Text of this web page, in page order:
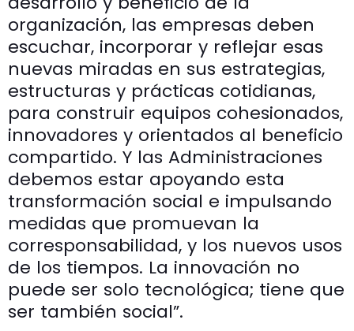
organización, las empresas deben
escuchar, incorporar y reflejar esas
nuevas miradas en sus estrategias,
estructuras y prácticas cotidianas,
para construir equipos cohesionados,
innovadores y orientados al beneficio
compartido. Y las Administraciones
debemos estar apoyando esta
transformación social e impulsando
medidas que promuevan la
corresponsabilidad, y los nuevos usos
de los tiempos. La innovación no
puede ser solo tecnológica; tiene que
ser también social”.